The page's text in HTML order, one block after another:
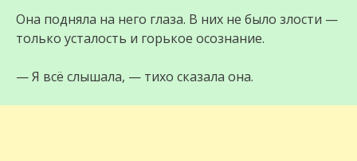
Она подняла на него глаза. В них не было злости —
только усталость и горькое осознание.
— Я всё слышала, — тихо сказала она.